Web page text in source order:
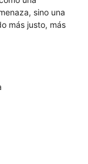
sino una
más justo, más